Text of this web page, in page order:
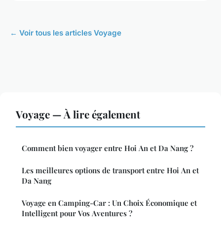
← Voir tous les articles Voyage
Voyage — À lire également
Comment bien voyager entre Hoi An et Da Nang ?
Les meilleures options de transport entre Hoi An et
Da Nang
Voyage en Camping-Car : Un Choix Économique et
Intelligent pour Vos Aventures ?